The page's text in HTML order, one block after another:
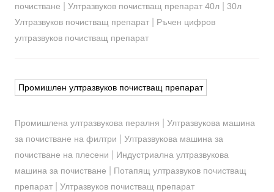
почистване
Ултразвуков почистващ препарат 40л
30л
Ултразвуков почистващ препарат| Ръчен цифров
ултразвуков почистващ препарат
Промишлен ултразвуков почистващ препарат
Промишлена ултразвукова пералня
Ултразвукова машина
за почистване на филтри
Ултразвукова машина за
почистване на плесени
Индустриална ултразвукова
машина за почистване
Потапящ ултразвуков почистващ
препарат| Ултразвуков почистващ препарат